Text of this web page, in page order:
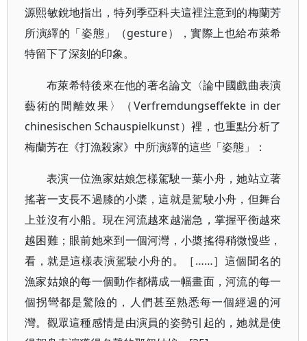
源熙敏銳地指出，特列季亞科夫這裡注意到的梅蘭芳
所演繹的「姿態」（gesture），實際上也給布萊希
特留下了深刻的印象。
布萊希特後來在他的著名論文〈論中國戲曲表演
藝術的間離效果〉（Verfremdungseffekte in der
chinesischen Schauspielkunst）裡，也重點分析了
梅蘭芳在《打漁殺家》中所演繹的這些「姿態」：
表演一位漁家姑娘怎樣駕駛一葉小舟，她站立著
搖著一支長不過膝的小槳，這就是駕駛小舟，但舞台
上並沒有小船。現在河流越來越湍急，掌握平衡越來
越困難；眼前她來到一個河灣，小槳搖得稍微慢些，
看，就是這樣表演駕駛小舟的。［……］這個聞名的
漁家姑娘的每一個動作都構成一幅畫面，河流的每一
個拐彎都是驚險的，人們甚至熟悉每一個經過的河
灣。觀眾這種感情是由演員的姿勢引起的，她就是使